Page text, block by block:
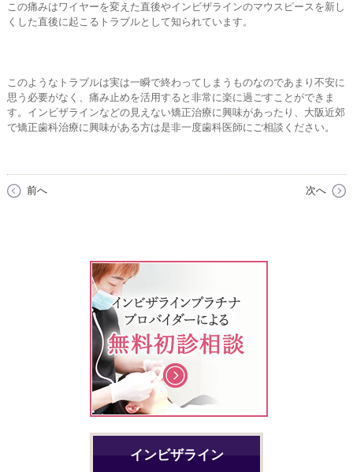
この痛みはワイヤーを変えた直後やインビザラインのマウスピースを新し
くした直後に起こるトラブルとして知られています。
このようなトラブルは実は一瞬で終わってしまうものなのであまり不安に
思う必要がなく、痛み止めを活用すると非常に楽に過ごすことができま
す。インビザラインなどの見えない矯正治療に興味があったり、大阪近郊
で矯正歯科治療に興味がある方は是非一度歯科医師にご相談ください。
前へ 次へ
インビザライン